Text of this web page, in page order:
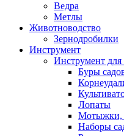
Ведра
Метлы
Животноводство
Зернодробилки
Инструмент
Инструмент
Буры
Лопаты
Мотыжки,
Наборы